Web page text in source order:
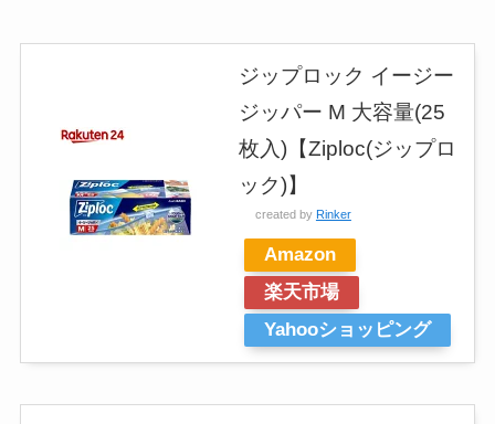
ジップロック イージー
ジッパー M 大容量(25
枚入)【Ziploc(ジップロ
ック)】
created by Rinker
Amazon
楽天市場
Yahooショッピング